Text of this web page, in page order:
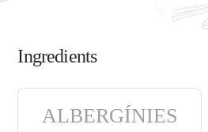
Ingredients
ALBERGÍNIES